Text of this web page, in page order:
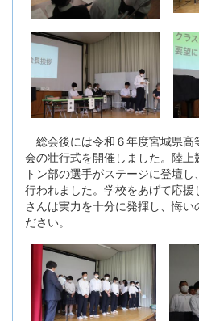
総会後には令和６年度宮城県高
会の壮行式を開催しました。陸
トン部の選手がステージに登壇
行われました。学校をあげて応
さんは実力を十分に発揮し、悔い
ださい。